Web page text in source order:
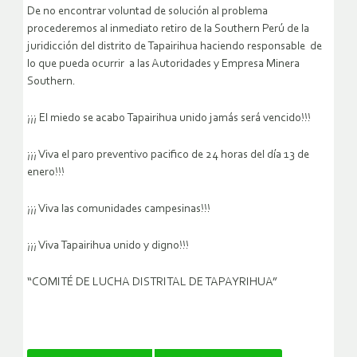
De no encontrar voluntad de solución al problema
procederemos al inmediato retiro de la Southern Perú de la
juridicción del distrito de Tapairihua haciendo responsable de
lo que pueda ocurrir a las Autoridades y Empresa Minera
Southern.
¡¡¡ El miedo se acabo Tapairihua unido jamás será vencido!!!
¡¡¡ Viva el paro preventivo pacifico de 24 horas del día 13 de
enero!!!
¡¡¡ Viva las comunidades campesinas!!!
¡¡¡ Viva Tapairihua unido y digno!!!
“COMITÉ DE LUCHA DISTRITAL DE TAPAYRIHUA”